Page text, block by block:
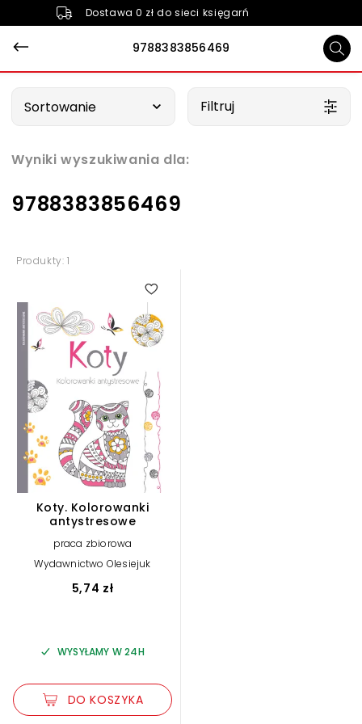
Dostawa 0 zł do sieci księgarń
9788383856469
Wyniki wyszukiwania dla:
9788383856469
Sortowanie Filtruj
Produkty: 1
Koty. Kolorowanki
antystresowe
praca zbiorowa
Wydawnictwo Olesiejuk
5,74 zł
WYSYŁAMY W 24H
DO KOSZYKA